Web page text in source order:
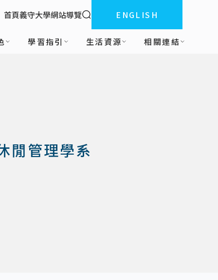
:::
首頁義守大學網站導覽 全站搜索ENGLISH
學習指引 生活資源 相關連結
閒管理學系